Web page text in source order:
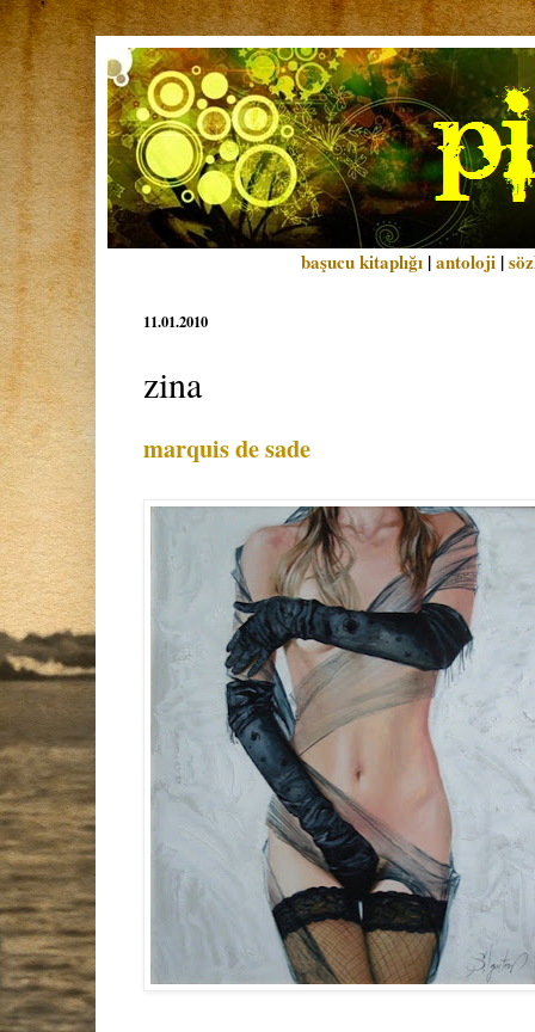
başucu kitaplığı |antoloji |
11.01.2010
zina
marquis de sade